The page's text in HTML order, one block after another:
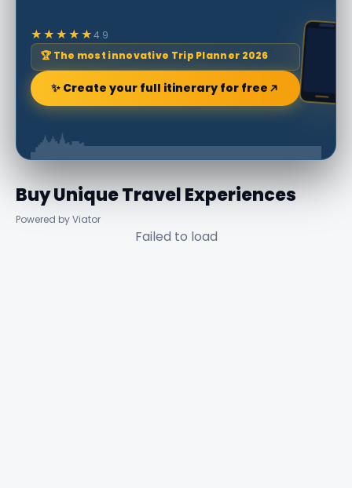
★★★★★4.9
🏆 The most innovative Trip Planner 2026
✨ Create your full itinerary for free
Buy Unique Travel Experiences
Powered by Viator
Failed to load